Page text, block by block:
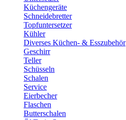
Küchengeräte
Schneidebretter
Topfuntersetzer
Kühler
Diverses Küchen- & Esszubehör
Geschirr
Teller
Schüsseln
Schalen
Service
Eierbecher
Flaschen
Butterschalen